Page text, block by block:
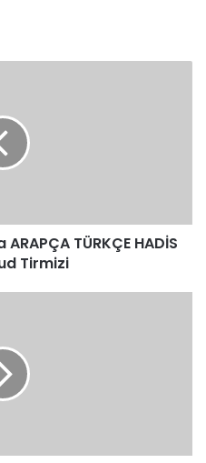
TÜRKÇE HADİS
Tirmizi